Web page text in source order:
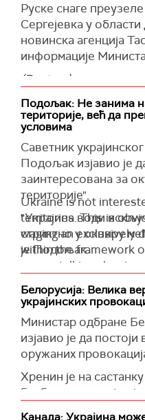
Руске снаге
Сергејевка у
новинска агенција
информације
(Reuters)
Подољак: Не занима
територије, већ да
условима
Саветник
Подољак изјавио је
заинтересована за
територије".
"Украјина води
стриктно у оквиру
је Подољак.
Напоменуо је и да ће
преговори водити
условима, као и да
разговоре.
"Осим економских и
војно оруђе. Морамо
тактичке поразе
(X)
Ukraine is not
territories. This is
waging an exclusively
within the framework
we are talking about
emphasize potential
— Михайло Подоляк
Белорусијa: Велика
украјинских
Министар одбране
изјавио је да
оружаних
Хренин је на
безбедности, којем
председник
Канада: Украјина